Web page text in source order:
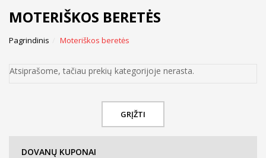
MOTERIŠKOS BERETĖS
Pagrindinis Moteriškos beretės
Atsiprašome, tačiau prekių kategorijoje nerasta.
GRĮŽTI
DOVANŲ KUPONAI